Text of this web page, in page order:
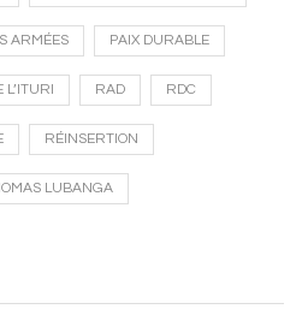
ARMÉES PAIX DURABLE
L’ITURI RAD RDC
RÉINSERTION
LUBANGA